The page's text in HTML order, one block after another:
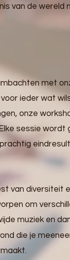
van de wereld
met
ieder wat
onze
sessie
van diversiteit
om
muziek en
die je